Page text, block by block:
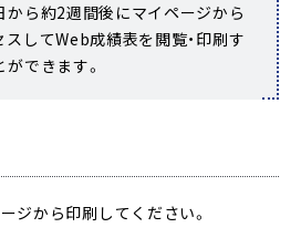
から約2週間後にマイページから
スしてWeb成績表を閲覧・印刷す
ができます。
ジから印刷してください。